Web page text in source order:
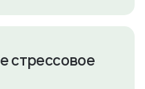
стрессовое